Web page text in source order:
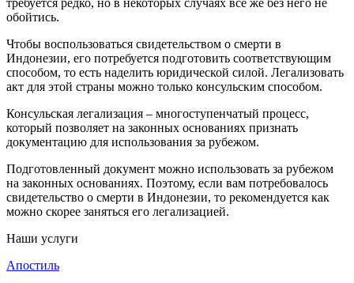
обойтись.
Чтобы воспользоваться свидетельством о смерти в
Индонезии, его потребуется подготовить соответствующим
способом, то есть наделить юридической силой. Легализовать
акт для этой страны можно только консульским способом.
Консульская легализация – многоступенчатый процесс,
который позволяет на законных основаниях признать
документацию для использования за рубежом.
Подготовленный документ можно использовать за рубежом
на законных основаниях. Поэтому, если вам потребовалось
свидетельство о смерти в Индонезии, то рекомендуется как
можно скорее заняться его легализацией.
Наши услуги
Апостиль